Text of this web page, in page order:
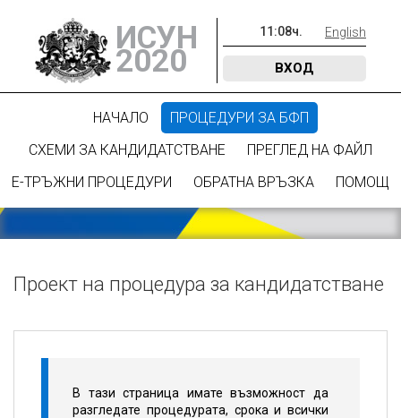
ИСУН
2020
11 :08ч. English
ВХОД
НАЧАЛО
ПРОЦЕДУРИ ЗА БФП
СХЕМИ ЗА КАНДИДАТСТВАНЕ
ПРЕГЛЕД НА ФАЙЛ
Е-ТРЪЖНИ ПРОЦЕДУРИ
ОБРАТНА ВРЪЗКА ПОМОЩ
Проект на процедура за кандидатстване
В тази страница имате възможност да
разгледате процедурата, срока и всички